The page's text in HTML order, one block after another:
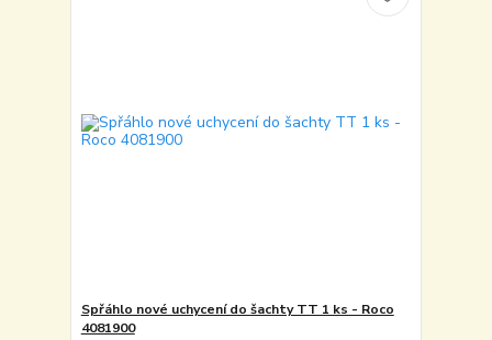
Spřáhlo nové uchycení do šachty TT 1 ks - Roco
4081900